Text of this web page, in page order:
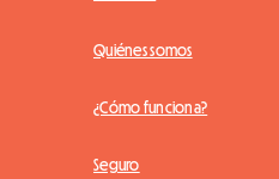
Quiénes somos
¿Cómo funciona?
Seguro